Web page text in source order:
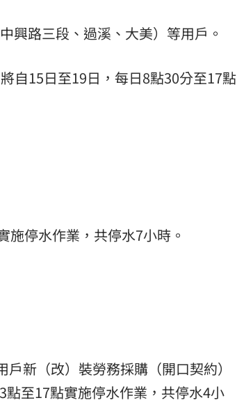
興路三段、過溪、大美）等用戶。
自15日至19日，每日8點30分至17點
停水作業，共停水7小時。
新（改）裝勞務採購（開口契約）
至17點實施停水作業，共停水4小